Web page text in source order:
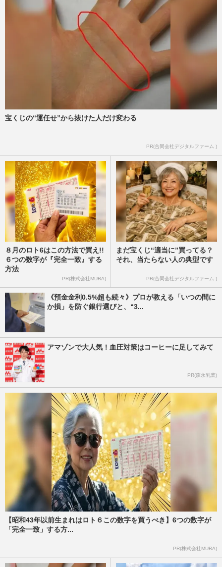
《預金金利0.5%超も続々》プロが教える
「いつの間にか損」を防ぐ銀行選びと、“3
つの目的別口座”
週刊女性2026年8月11日号
1.5億円脱税で有罪判決のインフルエンサ
ー・宮崎麗果、執行猶予付きに《甘すぎ》
も背負う、実刑より重い“…
週刊女性PRIME
ポケモン30周年イヤーでコラボバブル「最
価格高騰中で“購入価値…
週刊女性PRIME 2026/7/13
宝くじの“運任せ”から抜けた人だけ変わる
PR(合同会社デジタルファーム )
８月のロト6はこの方法で買え!!
６つの数字が『完全一致』する
方法
PR(株式会社MURA)
まだ宝くじ“適当に”買ってる？
それ、当たらない人の典型です
PR(合同会社デジタルファーム )
《預金金利0.5%超も続々》プロが教える「いつの間に
か損」を防ぐ銀行選びと、“3...
アマゾンで大人気！血圧対策はコーヒーに足してみて
PR(森永乳業)
【昭和43年以前生まれはロト６この数字を買うべき】6つの数字が
「完全一致」する方...
PR(株式会社MURA)